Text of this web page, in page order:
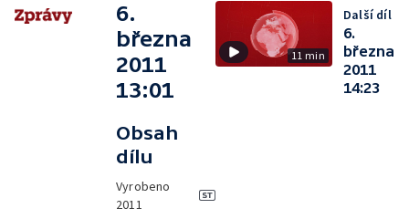
6.
března
2011
13:01
Obsah
dílu
Vyrobeno
2011
11 min
Další díl
6.
března
2011
14:23